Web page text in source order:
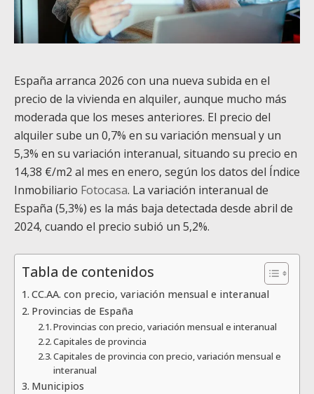
España arranca 2026 con una nueva subida en el
precio de la vivienda en alquiler, aunque mucho más
moderada que los meses anteriores. El precio del
alquiler sube un 0,7% en su variación mensual y un
5,3% en su variación interanual, situando su precio en
14,38 €/m2 al mes en enero, según los datos del Índice
Inmobiliario Fotocasa. La variación interanual de
España (5,3%) es la más baja detectada desde abril de
2024, cuando el precio subió un 5,2%.
Tabla de contenidos
CC.AA. con precio, variación mensual e interanual
Provincias de España
Provincias con precio, variación mensual e interanual
Capitales de provincia
Capitales de provincia con precio, variación mensual e
interanual
Municipios